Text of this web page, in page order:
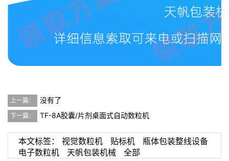
上一篇： 没有了
下一篇： TF-8A胶囊/片剂桌面式自动数粒机
本文标签： 视觉数粒机 贴标机
瓶体包装整线设备
电子数粒机
天帆包装机械 全部